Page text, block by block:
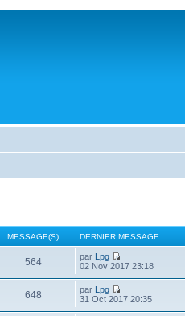
MESSAGE(S) DERNIER MESSAGE
564 par Lpg
02 Nov 2017 23:18
648 par Lpg
31 Oct 2017 20:35